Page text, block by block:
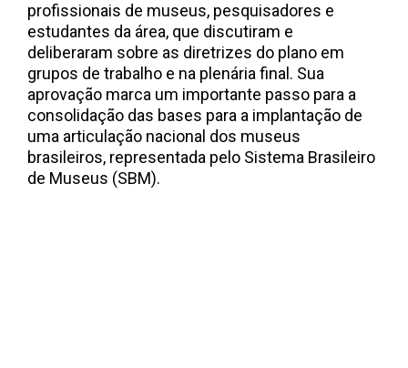
profissionais de museus, pesquisadores e
estudantes da área, que discutiram e
deliberaram sobre as diretrizes do plano em
grupos de trabalho e na plenária final. Sua
aprovação marca um importante passo para a
consolidação das bases para a implantação de
uma articulação nacional dos museus
brasileiros, representada pelo Sistema Brasileiro
de Museus (SBM).